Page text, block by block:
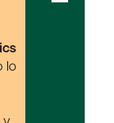
lo